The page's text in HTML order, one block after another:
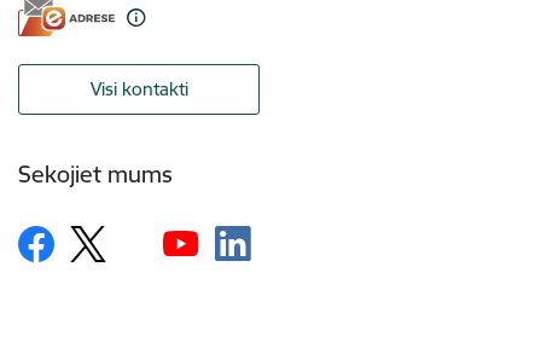
Visi kontakti
Sekojiet mums